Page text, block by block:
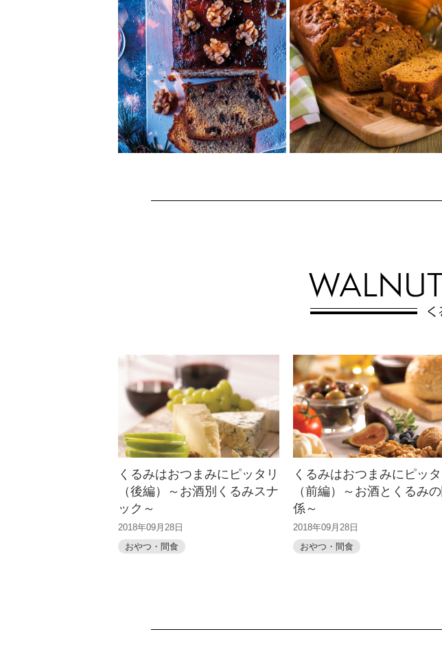
くるみたっぷり濃厚パ
ンプキンパイ
濃厚でクリーミーなかぼちゃに
くるみの歯ごたえがたまらな
い、秋のご褒美デザート。
メープ...
くるみのキャロットケ
ーキ
にんじん入りの生地に、くるみ
とクリームチーズフロスティン
グをたっぷり重ねた贅沢な一
品。
...
ンプキンブレッ...
くるみはおつまみにピッタリ
（後編）～お酒別くるみスナ
ック～
2018年09月28日
おやつ・間食
くるみはおつまみにピッタ
（前編）～お酒とくるみ
係～
2018年09月28日
おやつ・間食